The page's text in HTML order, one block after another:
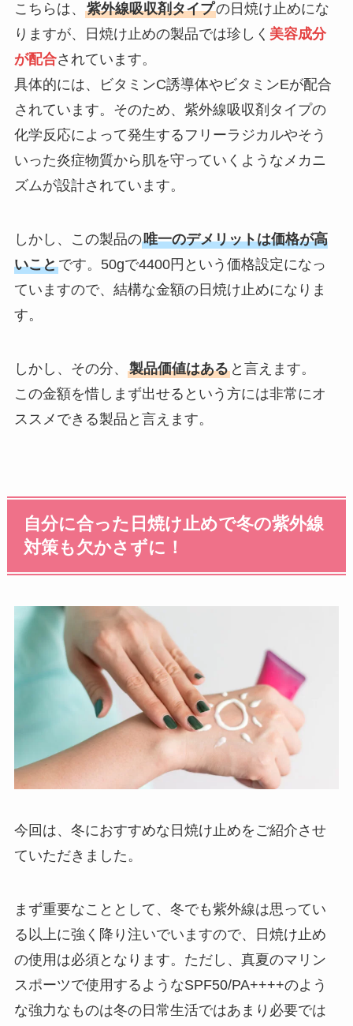
こちらは、 紫外線吸収剤タイプの日焼け止めにな
りますが、日焼け止めの製品では珍しく 美容成分
が配合されています。
具体的には、ビタミンC誘導体やビタミンEが配合
されています。そのため、紫外線吸収剤タイプの
化学反応によって発生するフリーラジカルやそう
いった炎症物質から肌を守っていくようなメカニ
ズムが設計されています。
しかし、この製品の唯一のデメリットは価格が高
いことです。50gで4400円という価格設定になっ
ていますので、結構な金額の日焼け止めになりま
す。
しかし、その分、 製品価値はあると言えます。
この金額を惜しまず出せるという方には非常にオ
ススメできる製品と言えます。
自分に合った日焼け止めで冬の紫外線
対策も欠かさずに！
今回は、冬におすすめな日焼け止めをご紹介させ
ていただきました。
まず重要なこととして、冬でも紫外線は思ってい
る以上に強く降り注いでいますので、日焼け止め
の使用は必須となります。ただし、真夏のマリン
スポーツで使用するようなSPF50/PA++++のよう
な強力なものは冬の日常生活ではあまり必要では